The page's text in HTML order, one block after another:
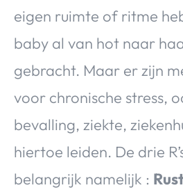
eigen ruimte of ritme
baby al van hot naar
gebracht. Maar er zijn
voor chronische stress,
bevalling, ziekte,
hiertoe leiden. De drie
belangrijk namelijk :